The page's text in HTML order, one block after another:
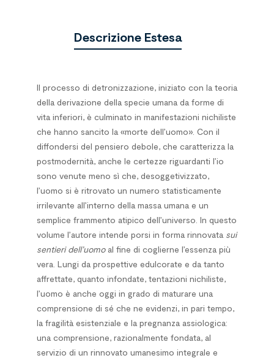
Descrizione Estesa
Il processo di detronizzazione, iniziato con la teoria
della derivazione della specie umana da forme di
vita inferiori, è culminato in manifestazioni nichiliste
che hanno sancito la «morte del­l’uo­mo». Con il
diffondersi del pensiero debole, che caratterizza la
postmodernità, anche le certezze ri­guar­danti l’io
sono venute meno sì che, desoggetivizzato,
l’uomo si è ritrovato un numero statisti­ca­mente
irrilevante all’interno della mas­sa umana e un
semplice frammento atipico dell’universo. In questo
volume l’autore intende porsi in forma rinnovata sui
sentieri dell’uomoal fine di coglierne l’essenza più
vera. Lungi da prospettive edulcorate e da tanto
affrettate, quanto infondate, tenta­zio­ni nichiliste,
l’uomo è anche oggi in grado di maturare una
comprensione di sé che ne evi­den­zi, in pari tempo,
la fragilità esistenziale e la pregnanza assiologica:
una comprensione, razional­men­te fondata, al
servizio di un rinnovato umanesimo integrale e